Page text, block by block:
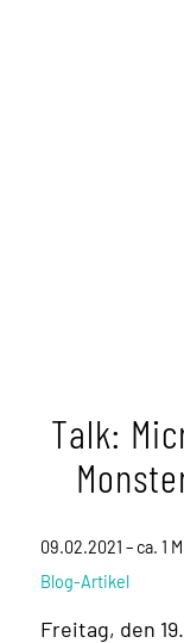
Talk:
09.02.2021 – ca. 1
Blog-Artikel
Freitag, den